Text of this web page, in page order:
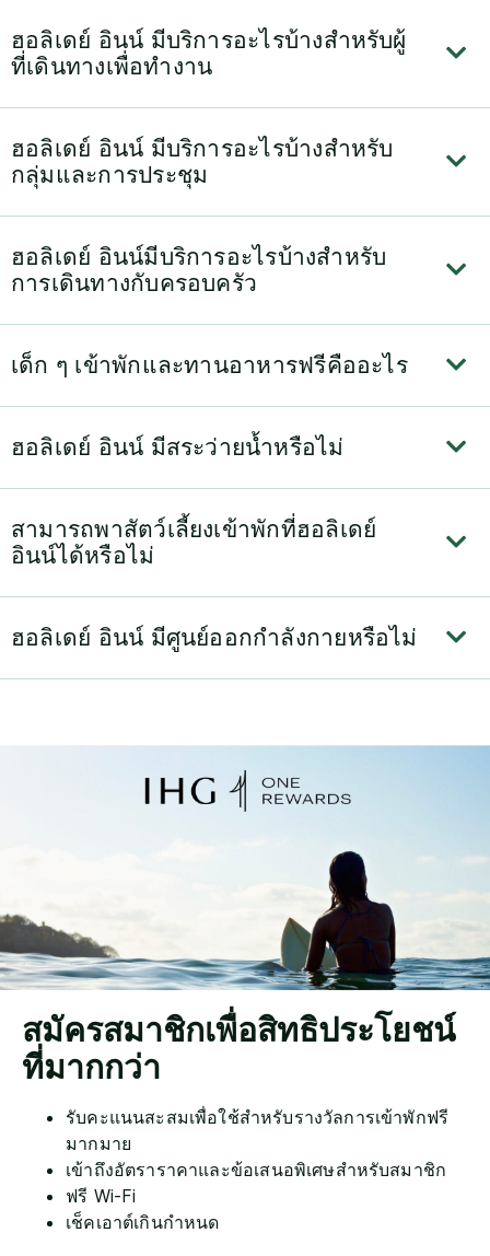
ฮอลิเดย์ อินน์ มีบริการอะไรบ้างสำหรับผู้
ที่เดินทางเพื่อทำงาน
ฮอลิเดย์ อินน์ มีบริการอะไรบ้างสำหรับ
กลุ่มและการประชุม
ฮอลิเดย์ อินน์มีบริการอะไรบ้างสำหรับ
การเดินทางกับครอบครัว
เด็ก ๆ เข้าพักและทานอาหารฟรีคืออะไร
ฮอลิเดย์ อินน์ มีสระว่ายน้ำหรือไม่
สามารถพาสัตว์เลี้ยงเข้าพักที่ฮอลิเดย์
อินน์ได้หรือไม่
ฮอลิเดย์ อินน์ มีศูนย์ออกกำลังกายหรือไม่
สมัครสมาชิกเพื่อสิทธิประโยชน์
ที่มากกว่า
รับคะแนนสะสมเพื่อใช้สำหรับรางวัลการเข้าพักฟรี
มากมาย
เข้าถึงอัตราราคาและข้อเสนอพิเศษสำหรับสมาชิก
ฟรี Wi-Fi
เช็คเอาต์เกินกำหนด